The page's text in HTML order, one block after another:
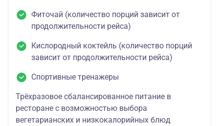
Фиточай (количество порций зависит от
продолжительности рейса)
Кислородный коктейль (количество порций
зависит от продолжительности рейса)
Спортивные тренажеры
Трёхразовое сбалансированное питание в
ресторане с возможностью выбора
вегетарианских и низкокалорийных блюд